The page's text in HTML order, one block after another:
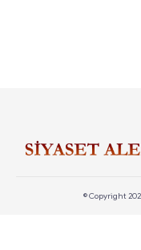
© Copyright